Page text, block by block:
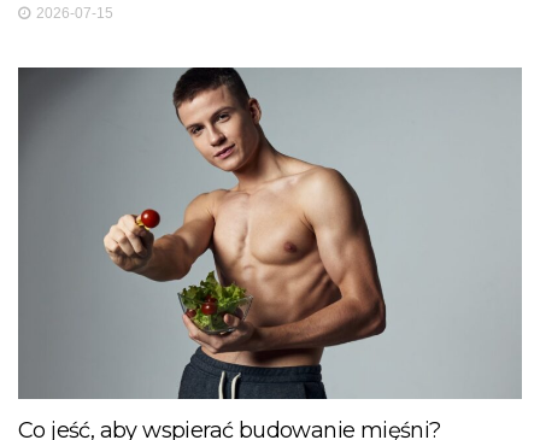
2026-07-15
Co jeść, aby wspierać budowanie mięśni?